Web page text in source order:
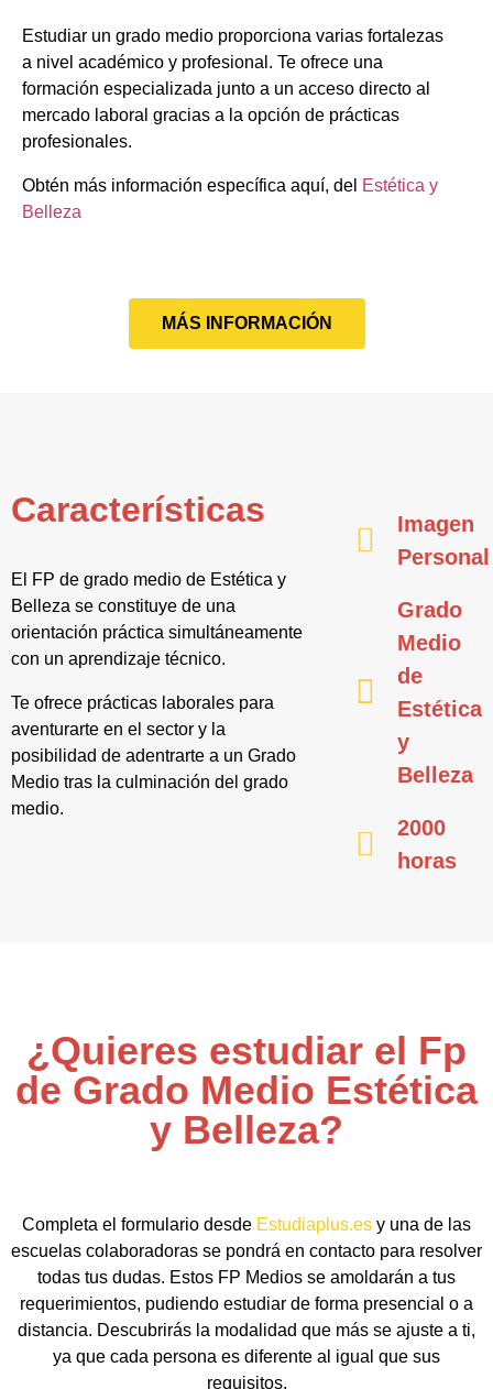
Estudiar un grado medio proporciona varias fortalezas
a nivel académico y profesional. Te ofrece una
formación especializada junto a un acceso directo al
mercado laboral gracias a la opción de prácticas
profesionales.
Obtén más información específica aquí, del Estética y
Belleza
MÁS INFORMACIÓN
Características
El FP de grado medio de Estética y
Belleza se constituye de una
orientación práctica simultáneamente
con un aprendizaje técnico.
Te ofrece prácticas laborales para
aventurarte en el sector y la
posibilidad de adentrarte a un Grado
Medio tras la culminación del grado
medio.
Imagen
Personal
Grado
Medio
de
Estética
y
Belleza
2000
horas
¿Quieres estudiar el Fp
de Grado Medio Estética
y Belleza?
Completa el formulario desde Estudiaplus.es y una de las
escuelas colaboradoras se pondrá en contacto para resolver
todas tus dudas. Estos FP Medios se amoldarán a tus
requerimientos, pudiendo estudiar de forma presencial o a
distancia. Descubrirás la modalidad que más se ajuste a ti,
ya que cada persona es diferente al igual que sus
requisitos.